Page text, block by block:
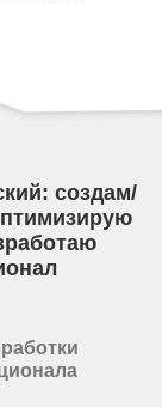
создам/